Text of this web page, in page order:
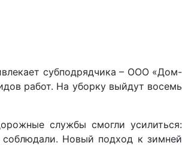
субподрядчика – ООО «Дом-
работ. На уборку выйдут восемь
службы смогли усилиться:
соблюдали. Новый подход к зимней